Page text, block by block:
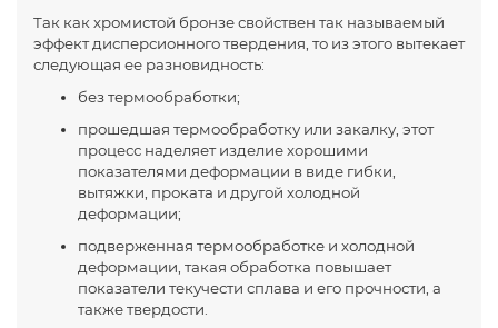
Так как хромистой бронзе свойствен так называемый
эффект дисперсионного твердения, то из этого вытекает
следующая ее разновидность:
без термообработки;
прошедшая термообработку или закалку, этот
процесс наделяет изделие хорошими
показателями деформации в виде гибки,
вытяжки, проката и другой холодной
деформации;
подверженная термообработке и холодной
деформации, такая обработка повышает
показатели текучести сплава и его прочности, а
также твердости.